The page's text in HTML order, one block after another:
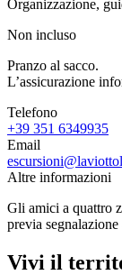
Organizzazione,
Non incluso
Pranzo al sacco.
L’assicurazione
Telefono
+39 351 6349935
Email
Altre informazioni
Gli amici a quattro
previa
Vivi il